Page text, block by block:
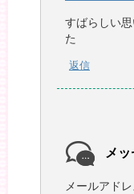
すばらしい
た
返信
メ
メールアド